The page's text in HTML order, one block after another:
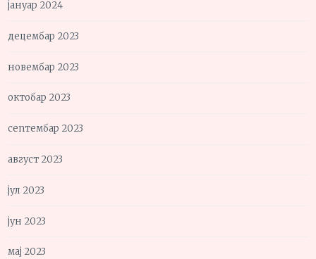
јануар 2024
децембар 2023
новембар 2023
октобар 2023
септембар 2023
август 2023
јул 2023
јун 2023
мај 2023